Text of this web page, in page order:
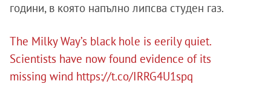
години, в която напълно липсва студен газ.
The Milky Way’s black hole is eerily quiet.
Scientists have now found evidence of its
missing wind https://t.co/IRRG4U1spq